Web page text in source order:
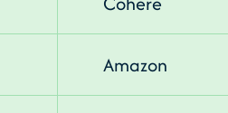
Amazon